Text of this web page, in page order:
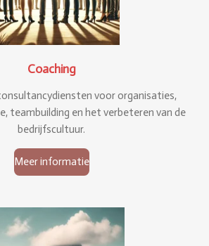
Coaching
voor organisaties,
teambuilding en het verbeteren van de
bedrijfscultuur.
Meer informatie